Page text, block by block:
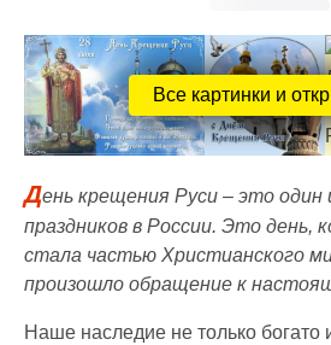
Все картинки и
День крещения Руси – это один
праздников в России. Это день,
стала частью Христианского
произошло обращение к
Наше наследие не только богато